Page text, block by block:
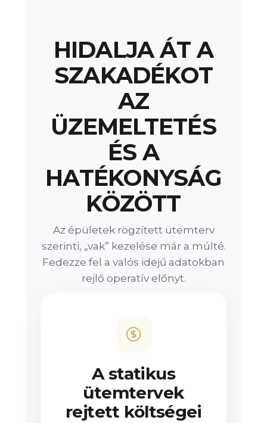
HIDALJA ÁT A
SZAKADÉKOT
AZ
ÜZEMELTETÉS
ÉS A
HATÉKONYSÁG
KÖZÖTT
Az épületek rögzített ütemterv
szerinti, „vak” kezelése már a múlté.
Fedezze fel a valós idejű adatokban
rejlő operatív előnyt.
A statikus
ütemtervek
rejtett költségei